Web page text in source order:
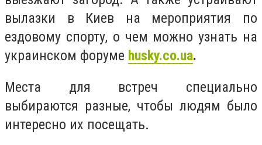
вылазки в Киев на мероприятия по
ездовому спорту, о чем можно узнать на
украинском форуме husky.co.ua.
Места для встреч специально
выбираются разные, чтобы людям было
интересно их посещать.